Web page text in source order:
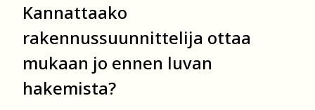
Kannattaako
rakennussuunnittelija ottaa
mukaan jo ennen luvan
hakemista?